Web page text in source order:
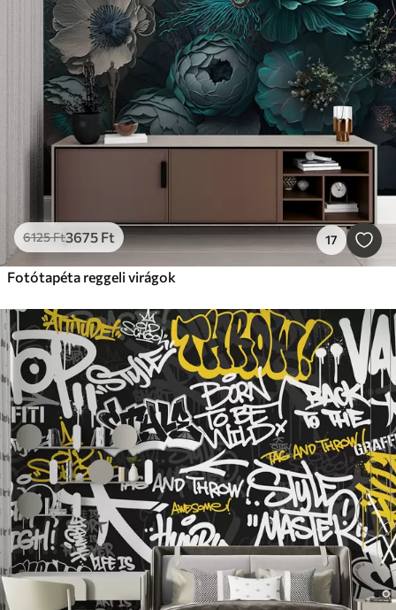
6125Ft3675 Ft 17
Fotótapéta reggeli virágok